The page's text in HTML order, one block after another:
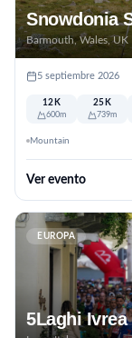
Snowdonia
Barmouth, Wales, UK
5 septiembre 2026
12K
600m
25K
739m
Mountain
Ver evento
EUROPA
5Laghi Ivrea